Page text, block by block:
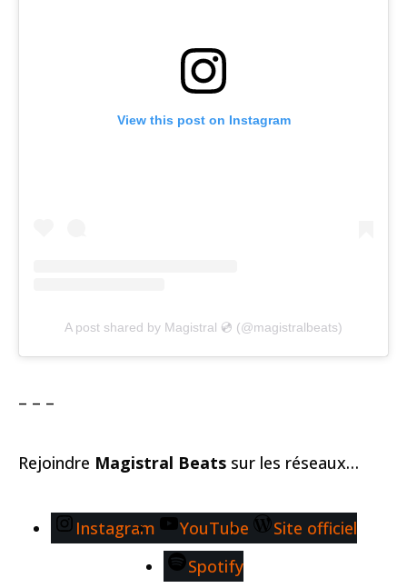
View this post on Instagram
A post shared by Magistral 💿 (@magistralbeats)
– – –
Rejoindre Magistral Beats sur les réseaux…
Instagram YouTube
Site officiel
Spotify